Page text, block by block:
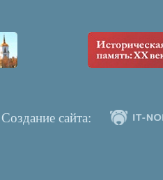
Создание сайта: